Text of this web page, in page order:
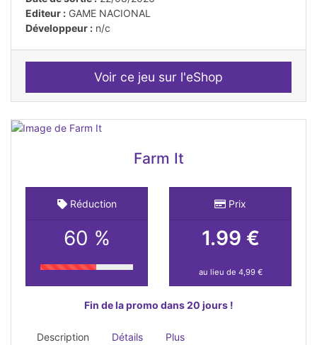
Editeur : GAME NACIONAL
Développeur : n/c
Voir ce jeu sur l'eShop
Farm It
Réduction
60 %
Prix
1.99 €
au lieu de 4,99 €
Fin de la promo dans 20 jours !
Description Détails Plus